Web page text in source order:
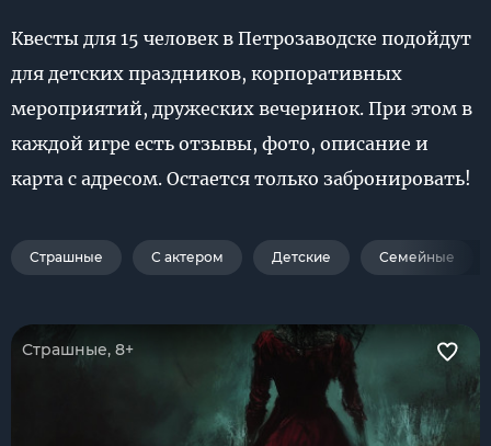
Квесты для 15 человек в Петрозаводске подойдут
для детских праздников, корпоративных
мероприятий, дружеских вечеринок. При этом в
каждой игре есть отзывы, фото, описание и
карта с адресом. Остается только забронировать!
Страшные С актером Детские Семейные
Страшные, 8+